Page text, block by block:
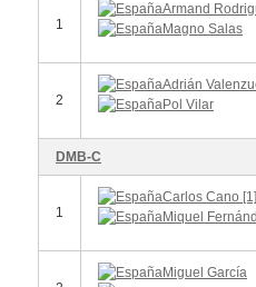
1
Armand
Magno Salas
2
Adrián
Pol Vilar
DMB-C
1
Carlos Cano [1]
Miquel
Miguel García